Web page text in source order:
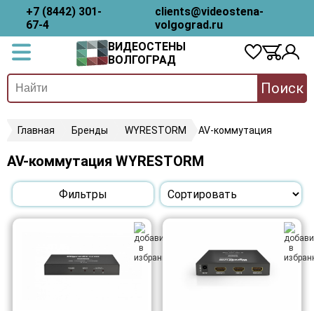
+7 (8442) 301-
67-4
clients@videostena-
volgograd.ru
ВИДЕОСТЕНЫ
ВОЛГОГРАД
Поиск
Главная Бренды WYRESTORM AV-коммутация
AV-коммутация WYRESTORM
Фильтры